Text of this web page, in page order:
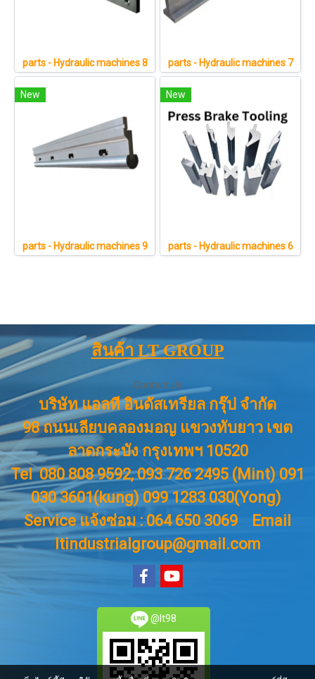
parts - Hydraulic machines 8 parts - Hydraulic machines 7
New
parts - Hydraulic machines 9
New
parts - Hydraulic machines 6
สินค้า LT GROUP
Contact Us
บริษัท แอลที อินดัสเทรียล กรุ๊ป จำกัด
98 ถนนเลียบคลองมอญ แขวงทับยาว เขต
ลาดกระบัง กรุงเทพฯ 10520
Tel 080 808 9592, 093 726 2495 (Mint) 091
030 3601(kung) 099 1283 030(Yong)
Service แจ้งซ่อม : 064 650 3069
Email
ltindustrialgroup@gmail.com
@lt98